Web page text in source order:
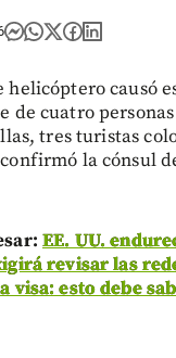
helicóptero causó
de cuatro
tres turistas
la cónsul
EE. UU.
revisar las
visa: esto debe